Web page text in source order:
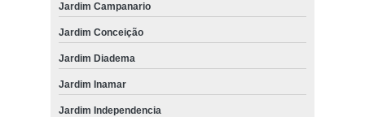
Jardim Campanario
Jardim Conceição
Jardim Diadema
Jardim Inamar
Jardim Independencia